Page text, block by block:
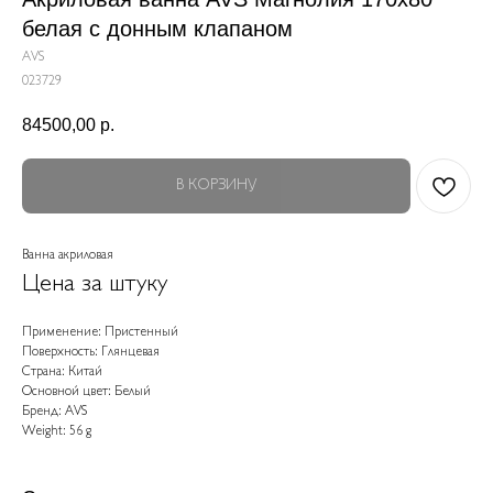
белая c донным клапаном
AVS
023729
84500,00 р.
В КОРЗИНУ
Ванна акриловая
Цена за штуку
Применение: Пристенный
Поверхность: Глянцевая
Страна: Китай
Основной цвет: Белый
Бренд: AVS
Weight: 56 g